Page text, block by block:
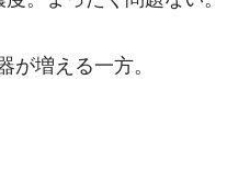
が増える一方。